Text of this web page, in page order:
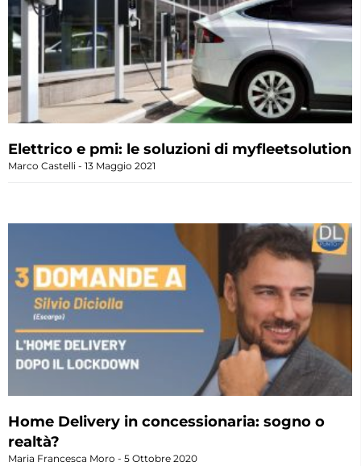
Elettrico e pmi: le soluzioni di myfleetsolution
Marco Castelli 13 Maggio 2021
Home Delivery in concessionaria: sogno o
realtà?
Maria Francesca Moro 5 Ottobre 2020